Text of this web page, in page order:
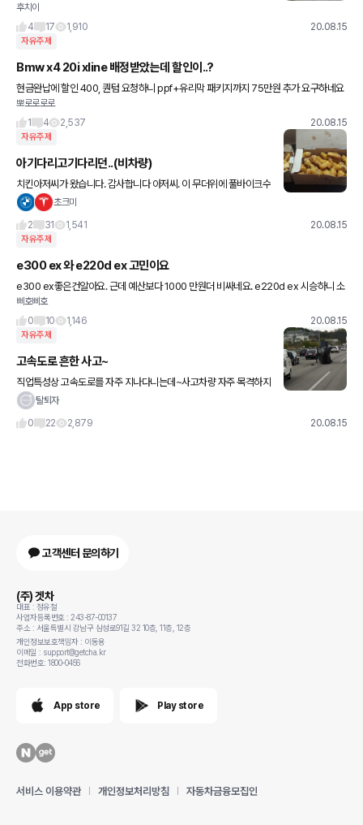
내내 낳아준거 감사하라고 세뇌시키셔서 2학년때부터 미역국 끓이
는거 가르치고 대령하게하시고 잡채랑 나물 무치는걸 가르쳤서 지금
까지 잘
후치이
4
17 1,910 20.08.15
자유주제
Bmw x4 20i xline 배정받았는데 할인이..?
현금완납에 할인 400, 퀀텀 요청하니 ppf+유리막 패키지까지 75만원 추가 요구하네요
이거 적당한 할인 맞나요...?
뽀로로로로
1
4 2,537 20.08.15
자유주제
아기다리고기다리던..(비차량)
치킨아저씨가 왔습니다. 감사합니다 아저씨. 이 무더위에 풀바이크수
트를 차려입으시고, 치킨느님을 배달해주셔서!!
초크미
2
31 1,541 20.08.15
자유주제
e300 ex 와 e220d ex 고민이요
e300 ex좋은건알아요. 근데 예산보다 1000 만원더 비싸네요. e220d ex 시승하니 소
음도 덜하던데 그래도 e300 ex가 더나을려나요? 경유차라 쉽게 확정을 못지으겠어요
타보신분들 좀
삐호삐호
0
10 1,146 20.08.15
자유주제
고속도로 흔한 사고~
직업특성상 고속도로를 자주 지나다니는데~사고차량 자주 목격하지
만 이런건 처음보네요~~ㅋ 어떻게해야 이렇게될까요? 올해 4월 말
볼보
탈퇴자
0
22 2,879 20.08.15
고객센터 문의하기
(주) 겟차
대표 : 정유철
사업자등록번호 : 243-87-00137
주소 : 서울특별시 강남구 삼성로91길 32 10층, 11층, 12층
개인정보보호책임자 : 이동용
이메일 : support@getcha.kr
전화번호: 1800-0456
App store Play store
서비스 이용약관 개인정보처리방침 자동차금융모집인